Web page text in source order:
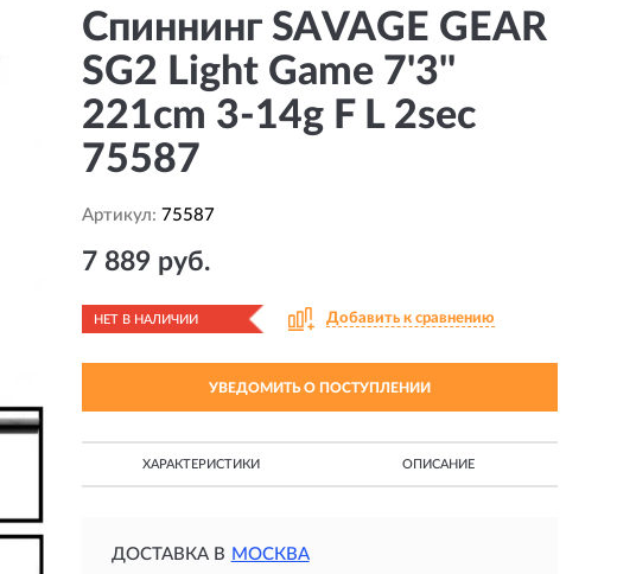
Спиннинг SAVAGE GEAR
SG2 Light Game 7'3''
221cm 3-14g F L 2sec
75587
Артикул: 75587
7 889 руб.
НЕТ В НАЛИЧИИ Добавить к сравнению
УВЕДОМИТЬ О ПОСТУПЛЕНИИ
ХАРАКТЕРИСТИКИ ОПИСАНИЕ
ДОСТАВКА В МОСКВА